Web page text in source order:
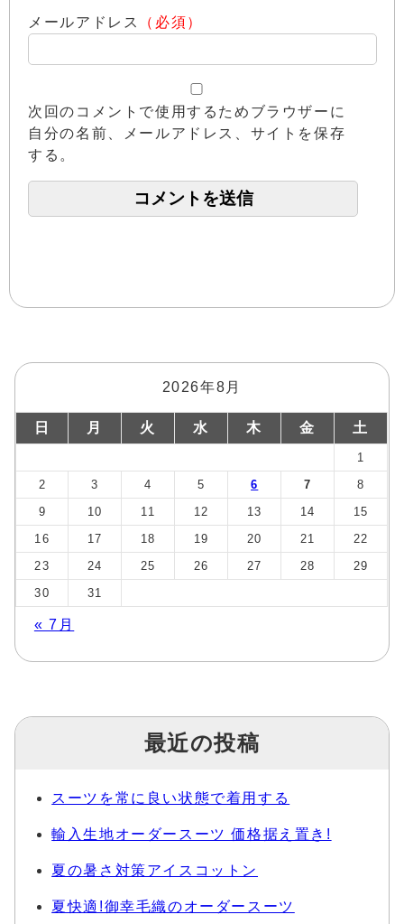
メールアドレス （必須）
次回のコメントで使用するためブラウザーに
自分の名前、メールアドレス、サイトを保存
する。
2026年8月
日 月 火 水 木 金 土
1
2
3 4 5 6 7
8
9
10 11 12 13 14
15
16
17 18 19 20 21
22
23
24 25 26 27 28
29
30
31
« 7月
最近の投稿
スーツを常に良い状態で着用する
輸入生地オーダースーツ 価格据え置き!
夏の暑さ対策アイスコットン
夏快適!御幸毛織のオーダースーツ